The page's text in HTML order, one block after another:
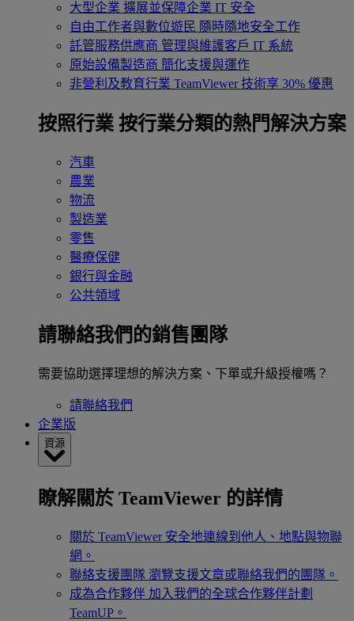
大型企業 擴展並保障企業 IT 安全
自由工作者與數位遊民 隨時隨地安全工作
託管服務供應商 管理與維護客戶 IT 系統
原始設備製造商 簡化支援與運作
非營利及教育行業 TeamViewer 技術享 30% 優惠
按照行業 按行業分類的熱門解決方案
汽車
農業
物流
製造業
零售
醫療保健
銀行與金融
公共領域
請聯絡我們的銷售團隊
需要協助選擇理想的解決方案、下單或升級授權嗎？
請聯絡我們
企業版
資源
瞭解關於 TeamViewer 的詳情
關於 TeamViewer 安全地連線到他人、地點與物聯
網。
聯絡支援團隊 瀏覽支援文章或聯絡我們的團隊。
成為合作夥伴 加入我們的全球合作夥伴計劃
TeamUP。